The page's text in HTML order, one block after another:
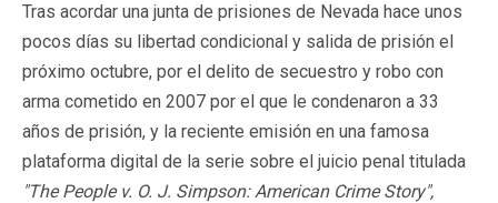
Tras acordar una junta de prisiones de Nevada hace unos
pocos días su libertad condicional y salida de prisión el
próximo octubre, por el delito de secuestro y robo con
arma cometido en 2007 por el que le condenaron a 33
años de prisión, y la reciente emisión en una famosa
plataforma digital de la serie sobre el juicio penal titulada
"The People v. O. J. Simpson: American Crime Story",